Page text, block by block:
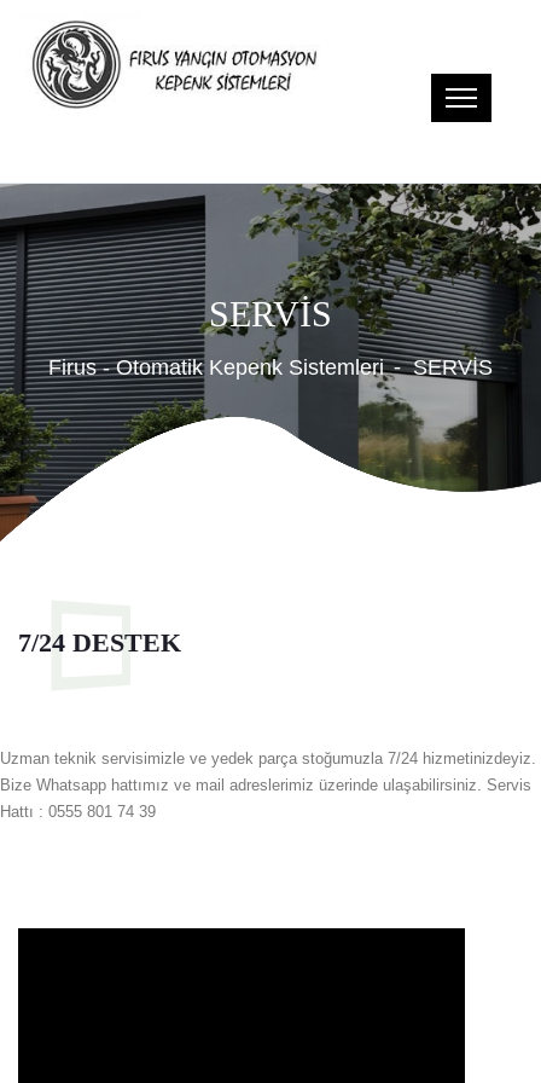
SERVİS
Firus - Otomatik Kepenk Sistemleri SERVİS
7/24 DESTEK
Uzman teknik servisimizle ve yedek parça stoğumuzla 7/24 hizmetinizdeyiz.
Bize Whatsapp hattımız ve mail adreslerimiz üzerinde ulaşabilirsiniz. Servis
Hattı : 0555 801 74 39